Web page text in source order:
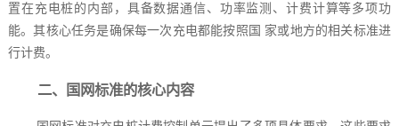
置在充电桩的内部，具备数据通信、功率监测、计费计算等多项功
能。其核心任务是确保每一次充电都能按照国 家或地方的相关标准进
行计费。
二、国网标准的核心内容